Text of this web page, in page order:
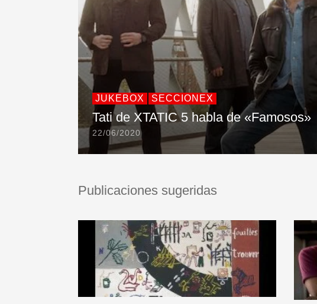
JUKEBOX SECCIONEX
Tati de XTATIC 5 habla de «Famosos»
22/06/2020
Publicaciones sugeridas